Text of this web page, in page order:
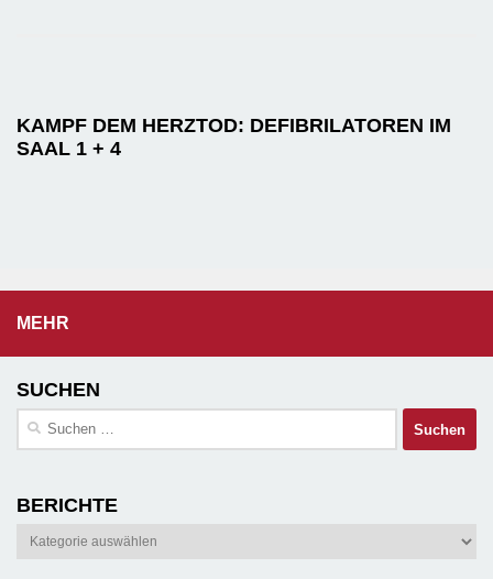
KAMPF DEM HERZTOD: DEFIBRILATOREN IM
SAAL 1 + 4
MEHR
SUCHEN
Suchen
BERICHTE
Berichte